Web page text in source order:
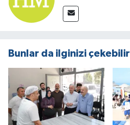
Bunlar da ilginizi çekebilir